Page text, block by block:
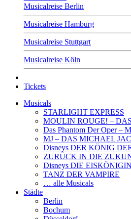
Musicalreise Berlin
Musicalreise Hamburg
Musicalreise Stuttgart
Musicalreise Köln
Tickets
Musicals
STARLIGHT EXPRESS
MOULIN ROUGE! –
Das Phantom Der Oper –
MJ – DAS MICHAEL
Disneys DER KÖNIG
ZURÜCK IN DIE
Disneys DIE EISKÖNIGIN
TANZ DER VAMPIRE
… alle Musicals
Städte
Berlin
Bochum